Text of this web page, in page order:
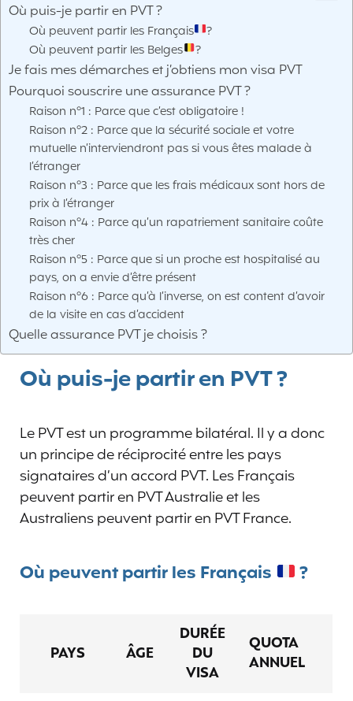
Où puis-je partir en PVT ?
Où peuvent partir les Français
?
Où peuvent partir les Belges
?
Je fais mes démarches et j’obtiens mon visa PVT
Pourquoi souscrire une assurance PVT ?
Raison n°1 : Parce que c’est obligatoire !
Raison n°2 : Parce que la sécurité sociale et votre
mutuelle n’interviendront pas si vous êtes malade à
l’étranger
Raison n°3 : Parce que les frais médicaux sont hors de
prix à l’étranger
Raison n°4 : Parce qu’un rapatriement sanitaire coûte
très cher
Raison n°5 : Parce que si un proche est hospitalisé au
pays, on a envie d’être présent
Raison n°6 : Parce qu’à l’inverse, on est content d’avoir
de la visite en cas d’accident
Quelle assurance PVT je choisis ?
Où puis-je partir en PVT ?
Le PVT est un programme bilatéral. Il y a donc
un principe de réciprocité entre les pays
signataires d’un accord PVT. Les Français
peuvent partir en PVT Australie et les
Australiens peuvent partir en PVT France.
Où peuvent partir les Français ?
PAYS ÂGE
DURÉE
DU
VISA
QUOTA
ANNUEL